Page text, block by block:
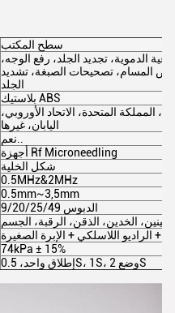
سطح المكتب
الدموية، تجديد الجلد، رفع الوجه،
المسام، تصحيحات الصبغة، تشديد
الجلد
بلاستيك ABS
المملكة المتحدة، الاتحاد الأوروبي،
اليابان، غيرها
نعم..
أجهزة Rf Microneedling
شكل الخلية
0.5MHz&2MHz
0.5mm~3,5mm
9/20/25/49 الدبوس
الخدين، الذقن، الرقبة، الجسم
+ الراديو اللاسلكي + الإبرة الصغيرة
74kPa ± 15%
إطلاق واحد، 0.5S، 1S، وضع 2S